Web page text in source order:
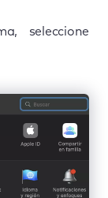
seleccione